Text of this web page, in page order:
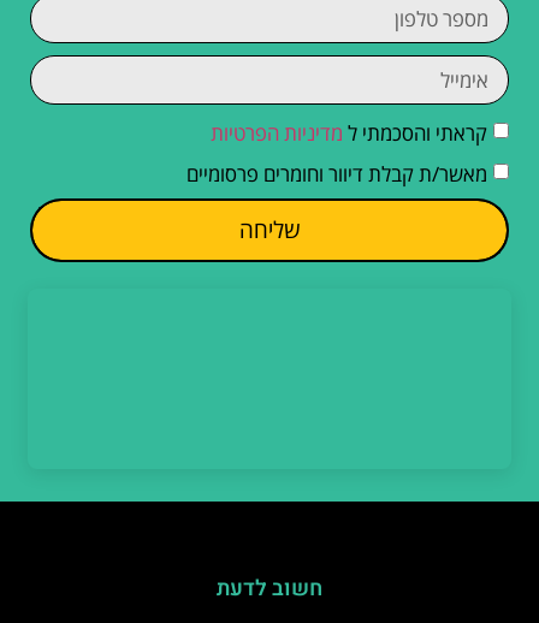
קראתי והסכמתי ל מדיניות הפרטיות
מאשר/ת קבלת דיוור וחומרים פרסומיים
שליחה
חשוב לדעת